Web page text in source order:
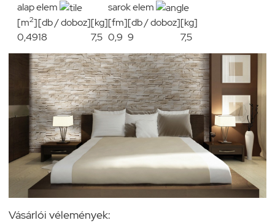
alap elem
sarok elem
[m2][db / doboz][kg][fm][db / doboz][kg]
0,4918 7,5 0,9 9 7,5
Vásárlói vélemények: